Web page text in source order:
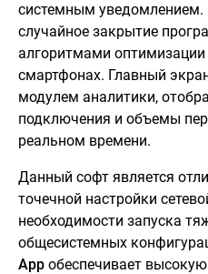
системным уведомлением.
случайное закрытие
алгоритмами
смартфонах. Главный
модулем аналитики,
подключения и объемы
реальном времени.
Данный софт является
точечной настройки
необходимости запуска
общесистемных
App обеспечивает